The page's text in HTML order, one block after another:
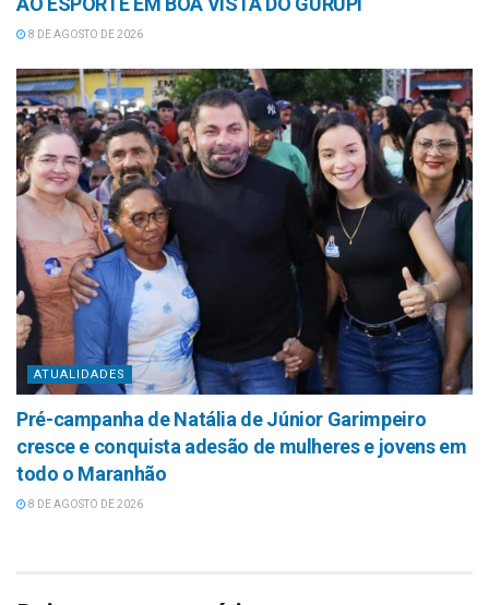
8 DE AGOSTO DE 2026
ATUALIDADES
Pré-campanha de Natália de Júnior Garimpeiro
cresce e conquista adesão de mulheres e jovens em
todo o Maranhão
8 DE AGOSTO DE 2026